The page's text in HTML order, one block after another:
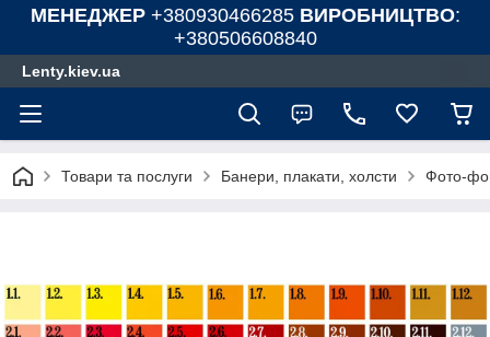
МЕНЕДЖЕР +380930466285 ВИРОБНИЦТВО:
+380506608840
Lenty.kiev.ua
Товари та послуги Банери, плакати, холсти Фото-